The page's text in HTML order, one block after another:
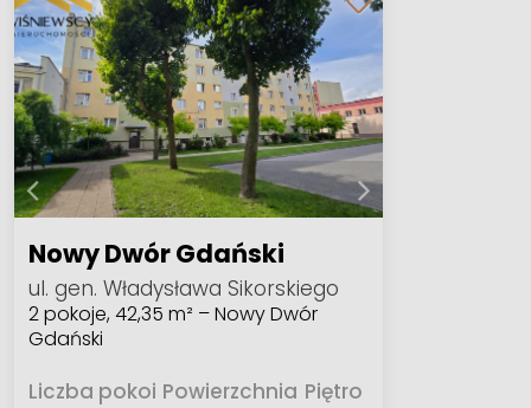
Nowy Dwór Gdański
ul. gen. Władysława Sikorskiego
2 pokoje, 42,35 m² – Nowy Dwór
Gdański
Liczba pokoi Powierzchnia Piętro